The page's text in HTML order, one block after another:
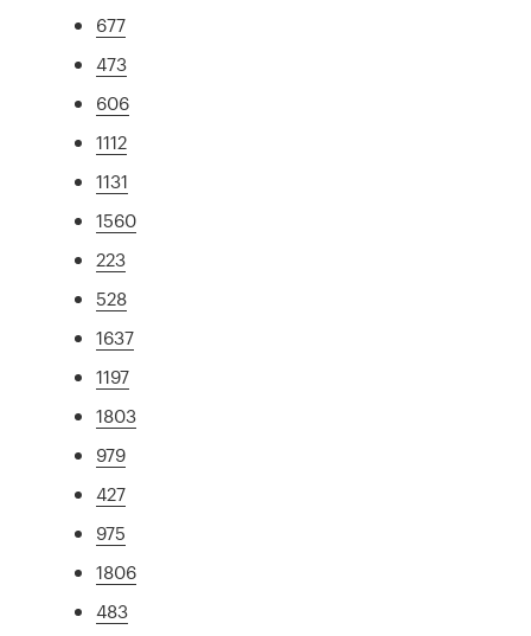
677
473
606
1112
1131
1560
223
528
1637
1197
1803
979
427
975
1806
483